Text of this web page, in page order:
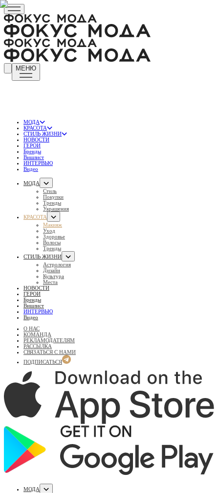
МЕНЮ
МОДА
КРАСОТА
СТИЛЬ ЖИЗНИ
НОВОСТИ
ГЕРОИ
Бренды
Вишлист
ИНТЕРВЬЮ
Видео
МОДА
Стиль
Покупки
Тренды
Украшения
КРАСОТА
Макияж
Уход
Здоровье
Волосы
Тренды
СТИЛЬ ЖИЗНИ
Астрология
Дизайн
Культура
Места
НОВОСТИ
ГЕРОИ
Бренды
Вишлист
ИНТЕРВЬЮ
Видео
О НАС
КОМАНДА
РЕКЛАМОДАТЕЛЯМ
РАССЫЛКА
СВЯЗАТЬСЯ С НАМИ
ПОДПИСАТЬСЯ
МОДА